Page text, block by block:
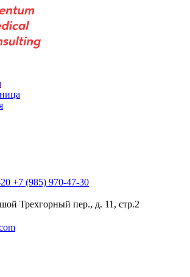
+7 (985) 970-47-30
Трехгорный пер., д. 11, стр.2